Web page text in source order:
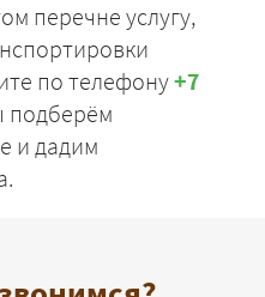
перечне услугу,
по телефону+7
и дадим